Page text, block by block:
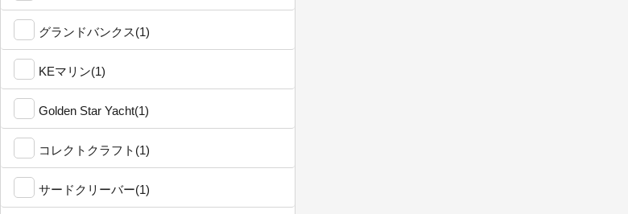
グランドバンクス(1)
KEマリン(1)
Golden Star Yacht(1)
コレクトクラフト(1)
サードクリーバー(1)